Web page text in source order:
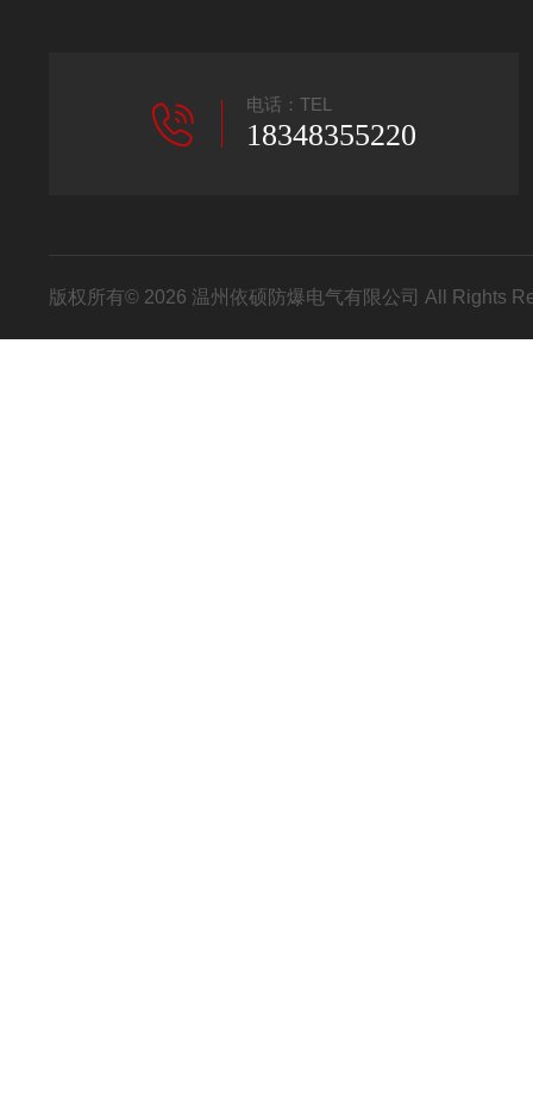
电话：TEL
18348355220
版权所有© 2026 温州依硕防爆电气有限公司 All Rights